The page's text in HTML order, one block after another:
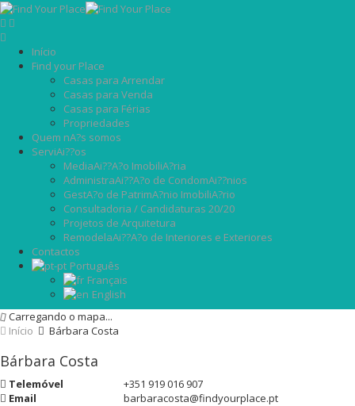
Início
Find your Place
Casas para Arrendar
Casas para Venda
Casas para Férias
Propriedades
Quem nA?s somos
ServiAi??os
MediaAi??A?o ImobiliA?ria
AdministraAi??A?o de CondomAi??nios
GestA?o de PatrimA?nio ImobiliA?rio
Consultadoria / Candidaturas 20/20
Projetos de Arquitetura
RemodelaAi??A?o de Interiores e Exteriores
Contactos
Português
Français
English
Carregando o mapa...
Início
Bárbara Costa
Bárbara Costa
Telemóvel
+351 919 016 907
Email
barbaracosta@findyourplace.pt